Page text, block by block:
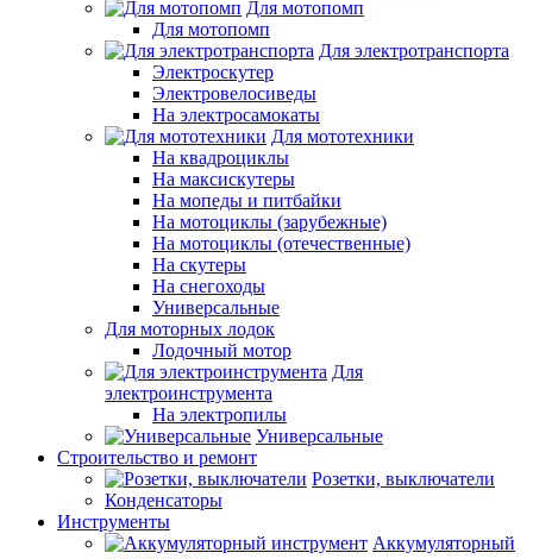
Для мотопомп
Для мотопомп
Для электротранспорта
Электроскутер
Электровелосиведы
На электросамокаты
Для мототехники
На квадроциклы
На максискутеры
На мопеды и питбайки
На мотоциклы (зарубежные)
На мотоциклы (отечественные)
На скутеры
На снегоходы
Универсальные
Для моторных лодок
Лодочный мотор
Для
электроинструмента
На электропилы
Универсальные
Строительство и ремонт
Розетки, выключатели
Конденсаторы
Инструменты
Аккумуляторный